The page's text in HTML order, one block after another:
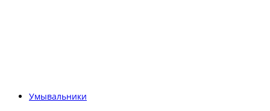
Умывальники